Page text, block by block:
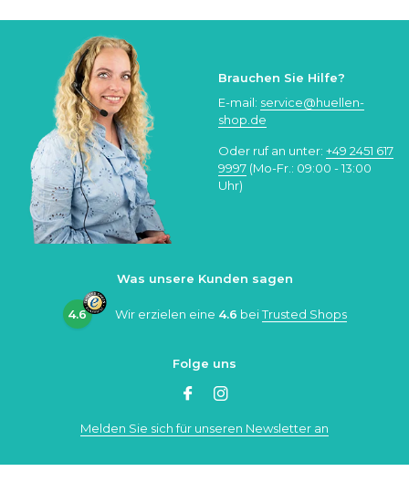
Brauchen Sie Hilfe?
E-mail: service@huellen-
shop.de
Oder ruf an unter: +49 2451 617
9997 (Mo-Fr.: 09:00 - 13:00
Uhr)
Was unsere Kunden sagen
4.6 Wir erzielen eine 4.6 beiTrusted Shops
Folge uns
Melden Sie sich für unseren Newsletter an